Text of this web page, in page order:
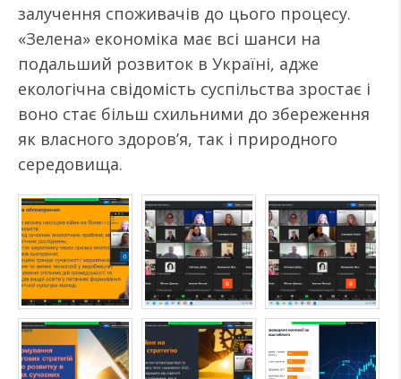
залучення споживачів до цього процесу.
«Зелена» економіка має всі шанси на
подальший розвиток в Україні, адже
екологічна свідомість суспільства зростає і
воно стає більш схильними до збереження
як власного здоров’я, так і природного
середовища.